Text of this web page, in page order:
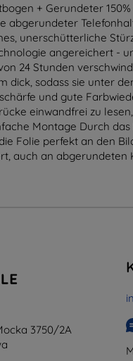
+ Gerundeter
abgerundeter
unerschütterliche
angereichert -
24 Stunden
dick, sodass sie unter
und gute
einwandfrei zu
Montage Durch
Folie perfekt an den
auch an abgerundeten
3750/2A